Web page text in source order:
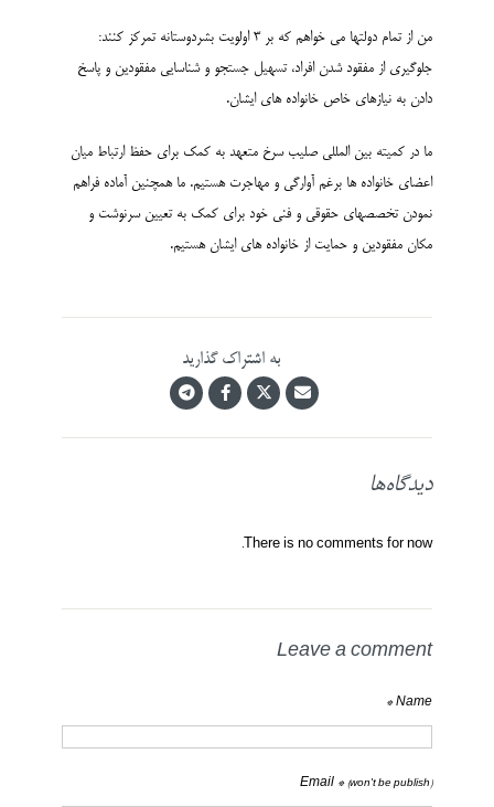
من از تمام دولتها می خواهم که بر 3 اولویت بشردوستانه تمرکز کنند:
جلوگیری از مفقود شدن افراد، تسهیل جستجو و شناسایی مفقودین و پاسخ
دادن به نیازهای خاص خانواده های ایشان.
ما در کمیته بین المللی صلیب سرخ متعهد به کمک برای حفظ ارتباط میان
اعضای خانواده ها برغم آوارگی و مهاجرت هستیم. ما همچنین آماده فراهم
نمودن تخصصهای حقوقی و فنی خود برای کمک به تعیین سرنوشت و
مکان مفقودین و حمایت از خانواده های ایشان هستیم.
به اشتراک گذارید
دیدگاه‌ها
There is no comments for now.
Leave a comment
Name *
Email * (won't be publish)